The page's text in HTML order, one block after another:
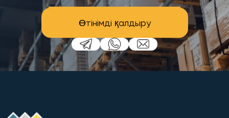
Өтінімді қалдыру